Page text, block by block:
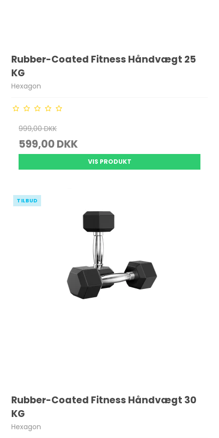
Rubber-Coated Fitness Håndvægt 25
KG
Hexagon
999,00 DKK
599,00 DKK
VIS PRODUKT
TILBUD
Rubber-Coated Fitness Håndvægt 30
KG
Hexagon